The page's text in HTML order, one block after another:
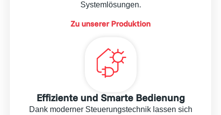
Systemlösungen.
Zu unserer Produktion
Effiziente und Smarte Bedienung
Dank moderner Steuerungstechnik lassen sich